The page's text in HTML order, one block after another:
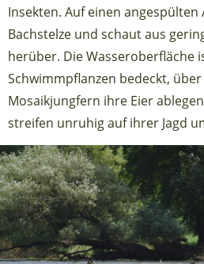
Insekten. Auf einen
Bachstelze und schaut aus
herüber. Die Wasseroberfläche
Schwimmpflanzen bedeckt,
Mosaikjungfern ihre Eier
streifen unruhig auf ihrer Jagd